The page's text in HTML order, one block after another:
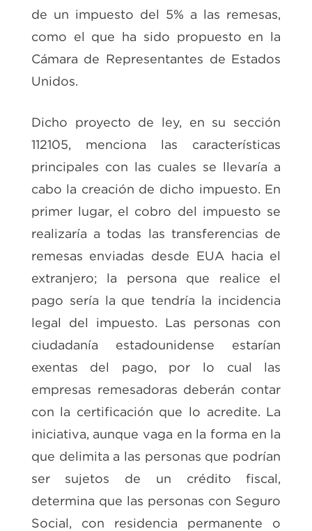
de un impuesto del 5% a las remesas,
como el que ha sido propuesto en la
Cámara de Representantes de Estados
Unidos.
Dicho proyecto de ley, en su sección
112105, menciona las características
principales con las cuales se llevaría a
cabo la creación de dicho impuesto. En
primer lugar, el cobro del impuesto se
realizaría a todas las transferencias de
remesas enviadas desde EUA hacia el
extranjero; la persona que realice el
pago sería la que tendría la incidencia
legal del impuesto. Las personas con
ciudadanía estadounidense estarían
exentas del pago, por lo cual las
empresas remesadoras deberán contar
con la certificación que lo acredite. La
iniciativa, aunque vaga en la forma en la
que delimita a las personas que podrían
ser sujetos de un crédito fiscal,
determina que las personas con Seguro
Social, con residencia permanente o